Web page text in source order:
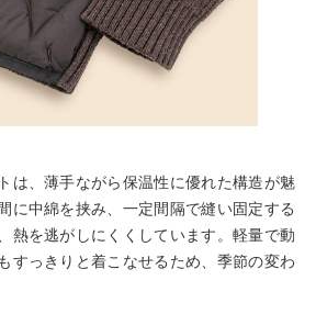
は、薄手ながら保温性に優れた構造が魅
に中綿を挟み、一定間隔で縫い固定する
熱を逃がしにくくしています。軽量で動
すっきりと着こなせるため、季節の変わ